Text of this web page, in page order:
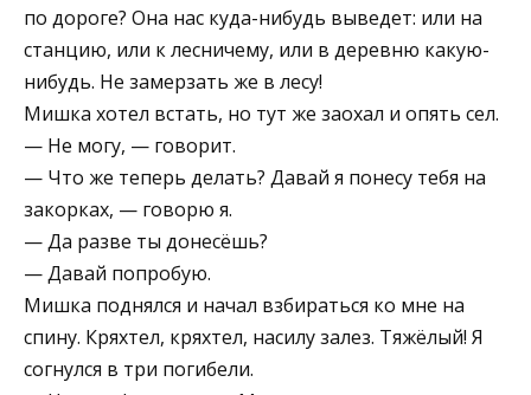
по дороге? Она нас куда-нибудь выведет: или на
станцию, или к лесничему, или в деревню какую-
нибудь. Не замерзать же в лесу!
Мишка хотел встать, но тут же заохал и опять сел.
— Не могу, — говорит.
— Что же теперь делать? Давай я понесу тебя на
закорках, — говорю я.
— Да разве ты донесёшь?
— Давай попробую.
Мишка поднялся и начал взбираться ко мне на
спину. Кряхтел, кряхтел, насилу залез. Тяжёлый! Я
согнулся в три погибели.